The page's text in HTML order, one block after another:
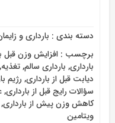
دسته بندی : بارداری و
برچسب : افزایش وزن قبل
بارداری, بارداری سالم,تغذیه,
دیابت قبل از بارداری, رژیم
سؤالات رایج قبل از بارداری,
کاهش وزن پیش از بارداری,
ویتامین